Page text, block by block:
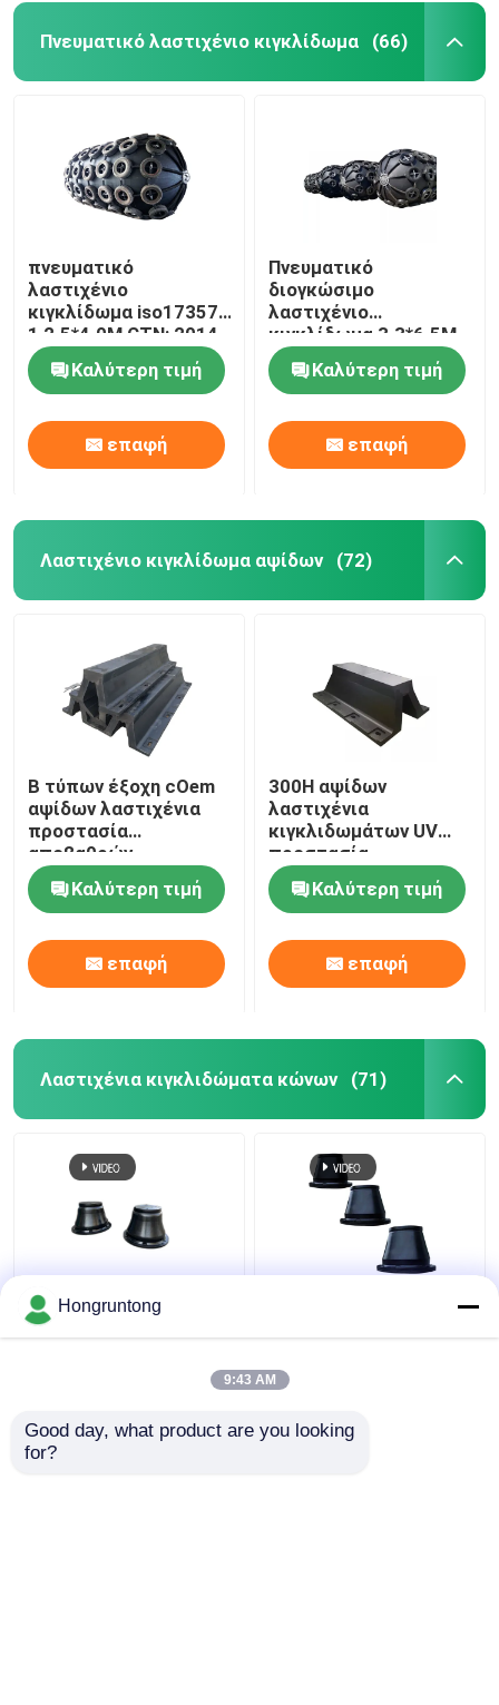
Πνευματικό λαστιχένιο κιγκλίδωμα (66)
πνευματικό
λαστιχένιο
κιγκλίδωμα iso17357-
1 2.5*4.0M CTN: 2014
με τη βαλβίδα
ασφάλειας
Καλύτερη τιμή
επαφή
Πνευματικό
διογκώσιμο
λαστιχένιο
κιγκλίδωμα 3.3*6.5M
80kPa ISO17357
1:2014 για τις
διαδικασίες STS
Καλύτερη τιμή
επαφή
Λαστιχένιο κιγκλίδωμα αψίδων (72)
Β τύπων έξοχη cOem
αψίδων λαστιχένια
προστασία
αποβαθρών
κιγκλιδωμάτων
θαλάσσια σταθερή
Καλύτερη τιμή
επαφή
300H αψίδων
λαστιχένια
κιγκλιδωμάτων UV
προστασία
απορρόφησης νερού
αντίστασης χαμηλή
Καλύτερη τιμή
επαφή
Λαστιχένια κιγκλιδώματα κώνων (71)
600H Κωνικό Φέντερ
Ελαφρύς Βάρος
Εύκολη εγκατάσταση
Ενεργειακά
αποδοτικό Ανθεκτικό
Hongruntong
9:43 AM
Good day, what product are you looking
for?